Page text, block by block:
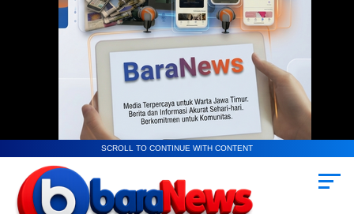
SCROLL TO CONTINUE WITH CONTENT